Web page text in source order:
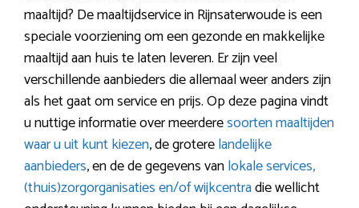
maaltijd? De maaltijdservice in Rijnsaterwoude is een
speciale voorziening om een gezonde en makkelijke
maaltijd aan huis te laten leveren. Er zijn veel
verschillende aanbieders die allemaal weer anders zijn
als het gaat om service en prijs. Op deze pagina vindt
u nuttige informatie over meerderesoorten maaltijden
waar u uit kunt kiezen, de groterelandelijke
aanbieders, en de de gegevens vanlokale services,
(thuis)zorgorganisaties en/of wijkcentradie wellicht